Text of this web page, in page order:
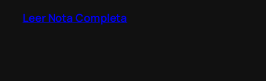
Leer Nota Completa